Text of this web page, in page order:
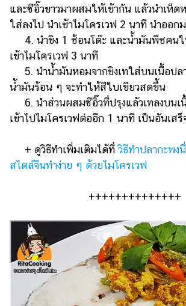
และซีอิ๊วขาวมาผสมให้เข้ากัน แล้วนำเห็
ใส่ลงไป นำเข้าไมโครเวฟ 2 นาที นำออก
4. นำขิง 1 ช้อนโต๊ะ และน้ำมันพืชคนใ
เข้าไมโครเวฟ 3 นาที
5. นำน้ำมันหอมจากขิงเทใส่บนเนื้อป
น้ำมันร้อน ๆ จะทำให้สีใบเขียวสดขึ้น
6. นำส่วนผสมซีอิ๊วที่ปรุงแล้วเทลงบนเ
เข้าไปไมโครเวฟต่ออีก 1 นาที เป็นอันเสร็
+ ดูวิธีทำเพิ่มเติมได้ที่วิธีทำปลากะพง
สไตล์จีนทำง่าย ๆ ด้วยไมโครเวฟ
++++++++++++++